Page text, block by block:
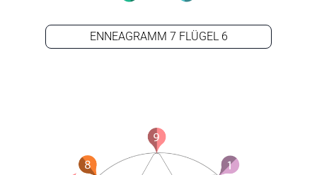
ENNEAGRAMM 7 FLÜGEL 6